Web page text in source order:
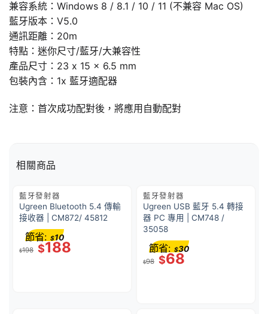
兼容系統：Windows 8 / 8.1 / 10 / 11 (不兼容 Mac OS)
藍牙版本：V5.0
通訊距離：20m
特點：迷你尺寸/藍牙/大兼容性
產品尺寸：23 x 15 x 6.5 mm
包裝內含：1x 藍牙適配器
注意：首次成功配對後，將應用自動配對
相關商品
藍牙發射器
Ugreen Bluetooth 5.4 傳輸
接收器 | CM872/ 45812
$198 $188
節省: $10
藍牙發射器
Ugreen USB 藍牙 5.4 轉接
器 PC 專用 | CM748 /
35058
$98 $68
節省: $30